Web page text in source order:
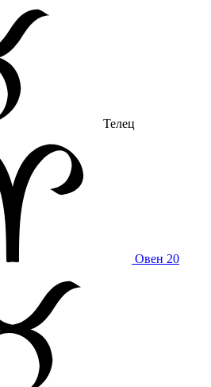
Телец
Овен 20